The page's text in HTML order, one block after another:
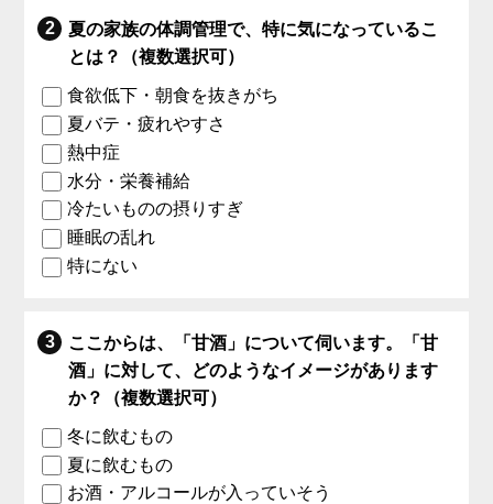
夏の家族の体調管理で、特に気になっているこ
とは？（複数選択可）
食欲低下・朝食を抜きがち
夏バテ・疲れやすさ
熱中症
水分・栄養補給
冷たいものの摂りすぎ
睡眠の乱れ
特にない
ここからは、「甘酒」について伺います。「甘
酒」に対して、どのようなイメージがあります
か？（複数選択可）
冬に飲むもの
夏に飲むもの
お酒・アルコールが入っていそう